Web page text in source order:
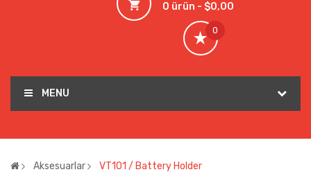
0 ürün - $0,00
0
MENU
Aksesuarlar VT101 / Battery Holder